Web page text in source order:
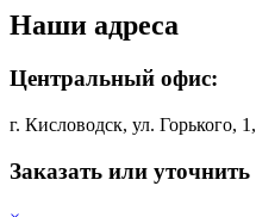
Наши адреса
Центральный офис:
г. Кисловодск, ул. Горького, 1,
Заказать или уточнить